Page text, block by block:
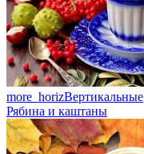
more_horizВертикальные
Рябина и каштаны